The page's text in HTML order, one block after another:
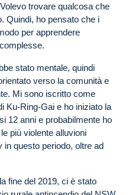
trovare qualcosa che
Quindi, ho pensato che i
per apprendere
stato mentale, quindi
verso la comunità e
Mi sono iscritto come
Ku-Ring-Gai e ho iniziato la
12 anni e probabilmente ho
più violente alluvioni
questo periodo, oltre ad
fine del 2019, ci è stato